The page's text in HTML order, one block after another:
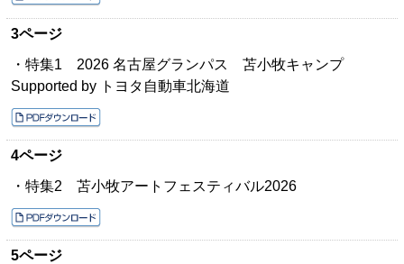
3ページ
・特集1 2026 名古屋グランパス 苫小牧キャンプ
Supported by トヨタ自動車北海道
4ページ
・特集2 苫小牧アートフェスティバル2026
5ページ